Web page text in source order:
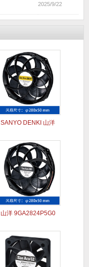
2025/9/22
SANYO DENKI 山洋
山洋 9GA2824P5G0